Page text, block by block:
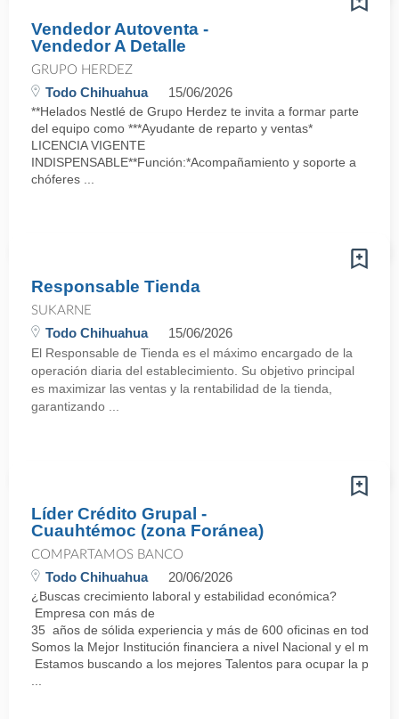
Vendedor Autoventa -
Vendedor A Detalle
GRUPO HERDEZ
Todo Chihuahua 15/06/2026
**Helados Nestlé de Grupo Herdez te invita a formar parte
del equipo como ***Ayudante de reparto y ventas*
LICENCIA VIGENTE
INDISPENSABLE**Función:*Acompañamiento y soporte a
chóferes ...
Responsable Tienda
SUKARNE
Todo Chihuahua 15/06/2026
El Responsable de Tienda es el máximo encargado de la
operación diaria del establecimiento. Su objetivo principal
es maximizar las ventas y la rentabilidad de la tienda,
garantizando ...
Líder Crédito Grupal -
Cuauhtémoc (zona Foránea)
COMPARTAMOS BANCO
Todo Chihuahua 20/06/2026
¿Buscas crecimiento laboral y estabilidad económica?
Empresa con más de
35 años de sólida experiencia y más de 600 oficinas en todo el
Somos la Mejor Institución financiera a nivel Nacional y el
Estamos buscando a los mejores Talentos para ocupar la